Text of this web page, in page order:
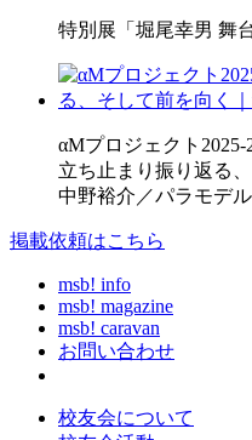
特別展「堀尾幸男 舞
αMプロジェクト2025-
立ち止まり振り返る
中野裕介／パラモデル
掲載依頼はこちら
msb! info
msb! magazine
msb! caravan
お問い合わせ
校友会について